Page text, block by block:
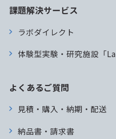
課題解決サービス
ラボダイレクト
体験型実験・研究施設「
よくあるご質問
見積・購入・納期・配送
納品書・請求書